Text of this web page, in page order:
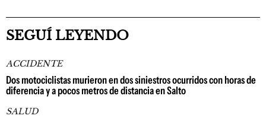
SEGUÍ LEYENDO
ACCIDENTE
Dos motociclistas murieron en dos siniestros ocurridos con horas de
diferencia y a pocos metros de distancia en Salto
SALUD